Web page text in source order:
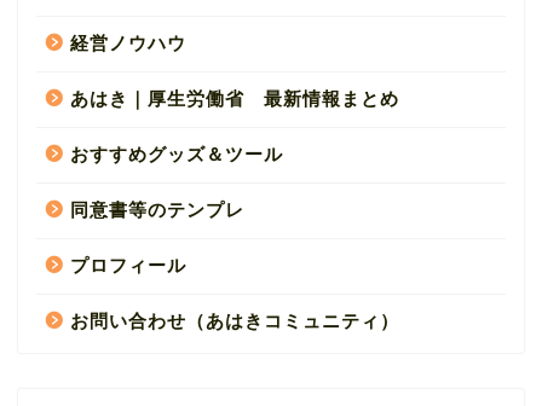
経営ノウハウ
あはき｜厚生労働省 最新情報まとめ
おすすめグッズ＆ツール
同意書等のテンプレ
プロフィール
お問い合わせ（あはきコミュニティ）